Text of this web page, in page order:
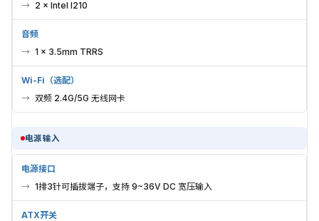
2 × Intel I210
音频
1 × 3.5mm TRRS
Wi-Fi（选配）
双频 2.4G/5G 无线网卡
电源输入
电源接口
1排3针可插拔端子，支持 9~36V DC 宽压输入
ATX开关